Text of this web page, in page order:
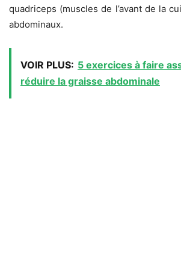
quadriceps (muscles de l’avant de la
abdominaux.
VOIR PLUS: 5 exercices à faire
réduire la graisse abdominale